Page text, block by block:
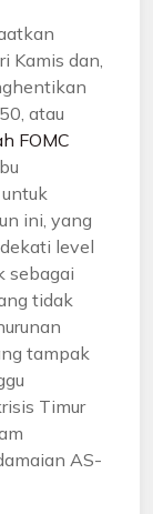
Kamis dan,
atau
FOMC
ini, yang
level
sebagai
tidak
tampak
Timur
AS-